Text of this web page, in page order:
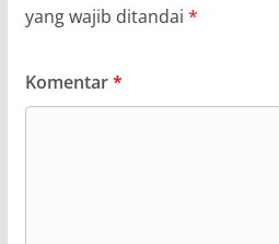
yang wajib ditandai *
Komentar*